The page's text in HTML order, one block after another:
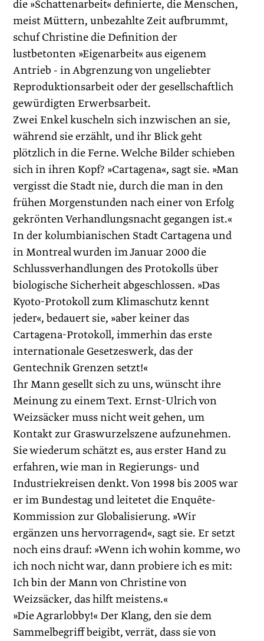
die »Schattenarbeit« definierte, die Menschen,
meist Müttern, unbezahlte Zeit aufbrummt,
schuf Christine die Definition der
lustbetonten »Eigenarbeit« aus eigenem
Antrieb - in Abgrenzung von ungeliebter
Reproduktionsarbeit oder der gesellschaftlich
gewürdigten Erwerbsarbeit.
Zwei Enkel kuscheln sich inzwischen an sie,
während sie erzählt, und ihr Blick geht
plötzlich in die Ferne. Welche Bilder schieben
sich in ihren Kopf? »Cartagena«, sagt sie. »Man
vergisst die Stadt nie, durch die man in den
frühen Morgenstunden nach einer von Erfolg
gekrönten Verhandlungsnacht gegangen ist.«
In der kolumbianischen Stadt Cartagena und
in Montreal wurden im Januar 2000 die
Schlussverhandlungen des Protokolls über
biologische Sicherheit abgeschlossen. »Das
Kyoto-Protokoll zum Klimaschutz kennt
jeder«, bedauert sie, »aber keiner das
Cartagena-Protokoll, immerhin das erste
internationale Gesetzeswerk, das der
Gentechnik Grenzen setzt!«
Ihr Mann gesellt sich zu uns, wünscht ihre
Meinung zu einem Text. Ernst-Ulrich von
Weizsäcker muss nicht weit gehen, um
Kontakt zur Graswurzelszene aufzunehmen.
Sie wiederum schätzt es, aus erster Hand zu
erfahren, wie man in Regierungs- und
Industriekreisen denkt. Von 1998 bis 2005 war
er im Bundestag und leitetet die Enquête-
Kommission zur Globalisierung. »Wir
ergänzen uns hervorragend«, sagt sie. Er setzt
noch eins drauf: »Wenn ich wohin komme, wo
ich noch nicht war, dann probiere ich es mit:
Ich bin der Mann von Christine von
Weizsäcker, das hilft meistens.«
»Die Agrarlobby!« Der Klang, den sie dem
Sammelbegriff beigibt, verrät, dass sie von